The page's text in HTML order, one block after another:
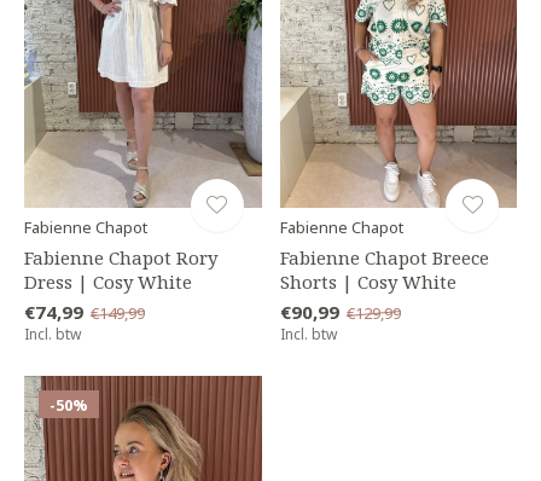
Fabienne Chapot
Fabienne Chapot Rory
Dress | Cosy White
€74,99 €149,99
Incl. btw
Fabienne Chapot
Fabienne Chapot Breece
Shorts | Cosy White
€90,99 €129,99
Incl. btw
-50%